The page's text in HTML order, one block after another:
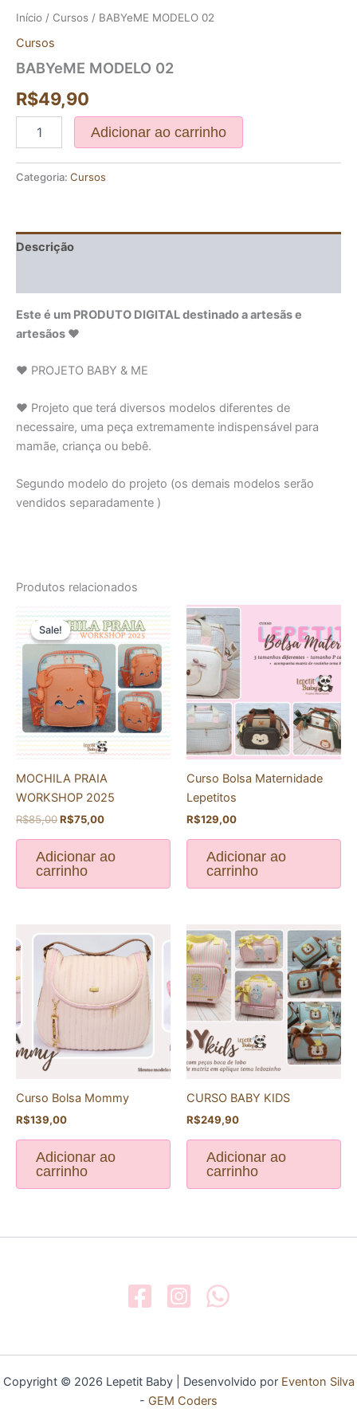
Início / Cursos / BABYeME MODELO 02
Cursos
BABYeME MODELO 02
R$49,90
Adicionar ao carrinho
Categoria: Cursos
Descrição
Este é um PRODUTO DIGITAL destinado a artesãs e
artesãos ♥
♥ PROJETO BABY & ME
♥ Projeto que terá diversos modelos diferentes de
necessaire, uma peça extremamente indispensável para
mamãe, criança ou bebê.
Segundo modelo do projeto (os demais modelos serão
vendidos separadamente )
Produtos relacionados
Sale!
Sale!
MOCHILA PRAIA
WORKSHOP 2025
R$85,00
preço
original
era:
R$85,00.
R$75,00
preço
atual
R$75,00.
Adicionar ao
carrinho
Curso Bolsa Maternidade
Lepetitos
R$129,00
Adicionar ao
carrinho
Curso Bolsa Mommy
R$139,00
Adicionar ao
carrinho
CURSO BABY KIDS
R$249,90
Adicionar ao
carrinho
Copyright © 2026 Lepetit Baby | Desenvolvido por Eventon Silva
- GEM Coders